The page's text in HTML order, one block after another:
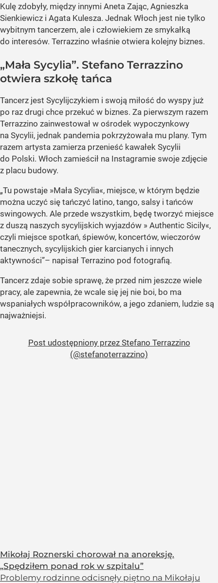
Kulę zdobyły, między innymi Aneta Zając, Agnieszka
Sienkiewicz i Agata Kulesza. Jednak Włoch jest nie tylko
wybitnym tancerzem, ale i człowiekiem ze smykałką
do interesów. Terrazzino właśnie otwiera kolejny biznes.
„Mała Sycylia”. Stefano Terrazzino
otwiera szkołę tańca
Tancerz jest Sycylijczykiem i swoją miłość do wyspy już
po raz drugi chce przekuć w biznes. Za pierwszym razem
Terrazzino zainwestował w ośrodek wypoczynkowy
na Sycylii, jednak pandemia pokrzyżowała mu plany. Tym
razem artysta zamierza przenieść kawałek Sycylii
do Polski. Włoch zamieścił na Instagramie swoje zdjęcie
z placu budowy.
„Tu powstaje »Mała Sycylia«, miejsce, w którym będzie
można uczyć się tańczyć latino, tango, salsy i tańców
swingowych. Ale przede wszystkim, będę tworzyć miejsce
z duszą naszych sycylijskich wyjazdów » Authentic Sicily«,
czyli miejsce spotkań, śpiewów, koncertów, wieczorów
tanecznych, sycylijskich gier karcianych i innych
aktywności”– napisał Terrazino pod fotografią.
Tancerz zdaje sobie sprawę, że przed nim jeszcze wiele
pracy, ale zapewnia, że wcale się jej nie boi, bo ma
wspaniałych współpracowników, a jego zdaniem, ludzie są
najważniejsi.
Post udostępniony przez Stefano Terrazzino
(@stefanoterrazzino)
Mikołaj Roznerski chorował na anoreksję.
„Spędziłem ponad rok w szpitalu”
Problemy rodzinne odcisnęły piętno na Mikołaju